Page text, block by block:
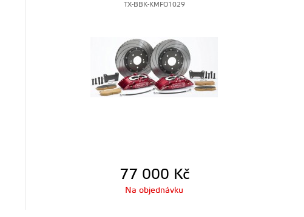
TX-BBK-KMFO1029
77 000 Kč
Na objednávku